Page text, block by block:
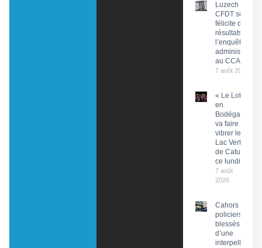
Luzech : La
CFDT se
félicite des
résultats de
l’enquête
administrative
au CCAS
7 août 2026
« Le Lot
en
Bodéga »
va faire
vibrer le
Lac Vert
de Catus
ce lundi
7 août
2026
Cahors : Des
policiers
blessés lors
d’une
interpellation